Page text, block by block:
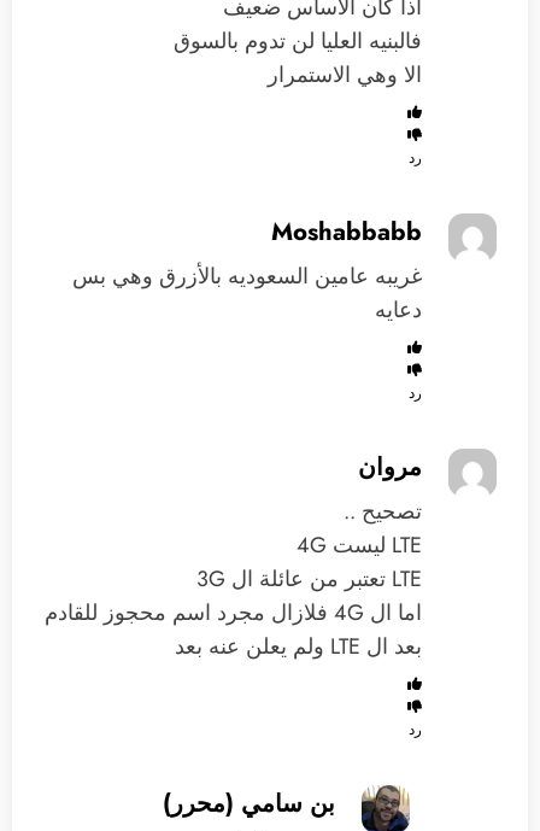
اذا كان الاساس ضعيف
فالبنيه العليا لن تدوم بالسوق
الا وهي الاستمرار
رد
Moshabbabb
غريبه عامين السعوديه بالأزرق وهي بس
دعايه
رد
مروان
تصحيح ..
LTE ليست 4G
LTE تعتبر من عائلة ال 3G
اما ال 4G فلازال مجرد اسم محجوز للقادم
بعد ال LTE ولم يعلن عنه بعد
رد
بن سامي (محرر)